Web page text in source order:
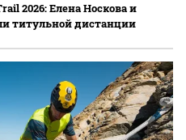
2026: Елена Носкова и
титульной дистанции